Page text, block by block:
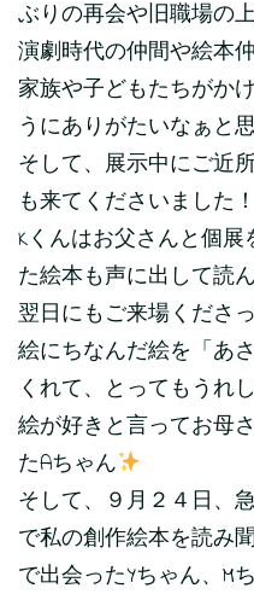
ぶりの再会や旧職場の
演劇時代の仲間や絵本
家族や子どもたちがか
うにありがたいなぁと
そして、展示中にご近
も来てくださいました！
Kくんはお父さんと個
た絵本も声に出して読
翌日にもご来場くださ
絵にちなんだ絵を「あ
くれて、とってもうれ
絵が好きと言ってお母
たAちゃん
そして、９月２４日、
で私の創作絵本を読み
で出会ったYちゃん、M